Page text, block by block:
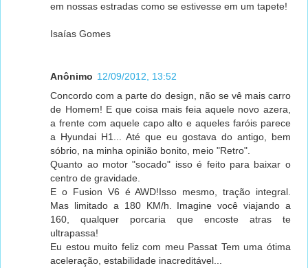
em nossas estradas como se estivesse em um tapete!
Isaías Gomes
Anônimo 12/09/2012, 13:52
Concordo com a parte do design, não se vê mais carro
de Homem! E que coisa mais feia aquele novo azera,
a frente com aquele capo alto e aqueles faróis parece
a Hyundai H1... Até que eu gostava do antigo, bem
sóbrio, na minha opinião bonito, meio "Retro".
Quanto ao motor "socado" isso é feito para baixar o
centro de gravidade.
E o Fusion V6 é AWD!Isso mesmo, tração integral.
Mas limitado a 180 KM/h. Imagine você viajando a
160, qualquer porcaria que encoste atras te
ultrapassa!
Eu estou muito feliz com meu Passat Tem uma ótima
aceleração, estabilidade inacreditável...